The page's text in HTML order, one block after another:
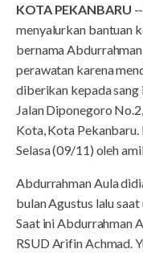
KOTA PEKANBARU
menyalurkan bantuan
bernama
perawatan karena
diberikan kepada sang
Jalan Diponegoro
Kota, Kota Pekanbaru.
Selasa (09/11) oleh
Abdurrahman Aula
bulan Agustus lalu
Saat ini Abdurrahman
RSUD Arifin Achmad.